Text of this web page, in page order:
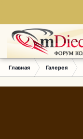
Главная Галерея